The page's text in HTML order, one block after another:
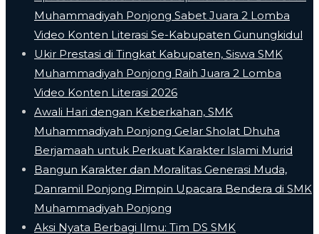
Muhammadiyah Ponjong Sabet Juara 2 Lomba
Video Konten Literasi Se-Kabupaten Gunungkidul
Ukir Prestasi di Tingkat Kabupaten, Siswa SMK
Muhammadiyah Ponjong Raih Juara 2 Lomba
Video Konten Literasi 2026
Awali Hari dengan Keberkahan, SMK
Muhammadiyah Ponjong Gelar Sholat Dhuha
Berjamaah untuk Perkuat Karakter Islami Murid
Bangun Karakter dan Moralitas Generasi Muda,
Danramil Ponjong Pimpin Upacara Bendera di SMK
Muhammadiyah Ponjong
​Aksi Nyata Berbagi Ilmu: Tim DS SMK